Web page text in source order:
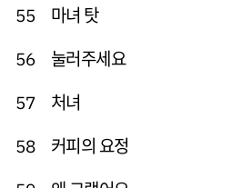
55 마녀 탓
56 눌러주세요
57 처녀
58 커피의 요정